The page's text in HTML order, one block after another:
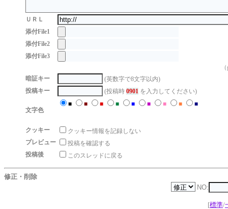
ＵＲＬ
添付File1
添付File2
添付File3
暗証キー
(英数字で8文字以内)
投稿キー
(投稿時 0901 を入力してください)
文字色
■ ■ ■ ■ ■ ■ ■ ■ ■
クッキー
クッキー情報を記録しない
プレビュー
投稿を確認する
投稿後
このスレッドに戻る
修正・削除
NO:
[標準/